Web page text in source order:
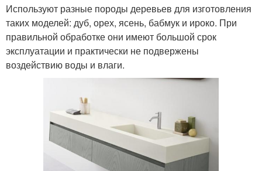
Используют разные породы деревьев для изготовления
таких моделей: дуб, орех, ясень, бабмук и ироко. При
правильной обработке они имеют большой срок
эксплуатации и практически не подвержены
воздействию воды и влаги.